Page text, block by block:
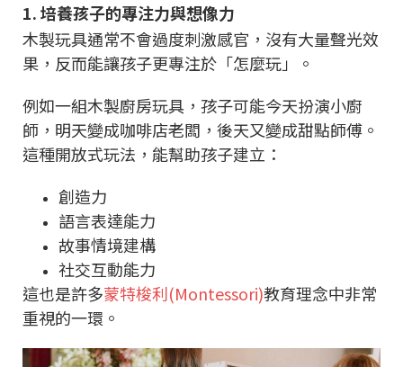
1. 培養孩子的專注力與想像力
木製玩具通常不會過度刺激感官，沒有大量聲光效
果，反而能讓孩子更專注於「怎麼玩」。
例如一組木製廚房玩具，孩子可能今天扮演小廚
師，明天變成咖啡店老闆，後天又變成甜點師傅。
這種開放式玩法，能幫助孩子建立：
創造力
語言表達能力
故事情境建構
社交互動能力
這也是許多蒙特梭利(Montessori)教育理念中非常
重視的一環。